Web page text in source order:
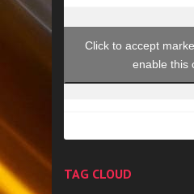
Click to accept
enable this
TAG CLOUD